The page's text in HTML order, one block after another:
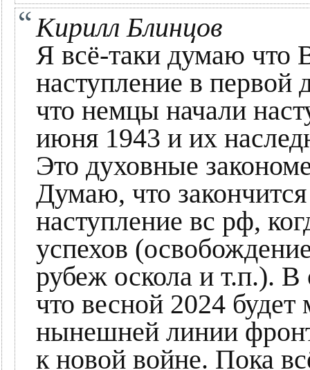
Кирилл Блинцов
Я всё-таки думаю что
наступление в
что немцы начали
июня 1943 и их
Это духовные
Думаю, что
наступление вс рф,
успехов
рубеж оскола и т.п.).
что весной 2024
нынешней линии
к новой войне. Пока